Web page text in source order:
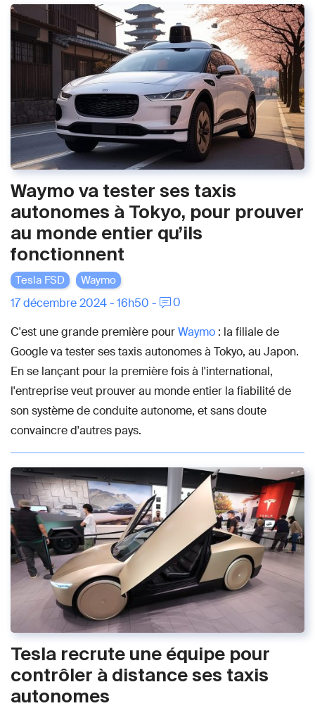
Waymo va tester ses taxis
autonomes à Tokyo, pour prouver
au monde entier qu’ils
fonctionnent
Tesla FSD Waymo
17 décembre 2024 - 16h50 -
0
C'est une grande première pourWaymo : la filiale de
Google va tester ses taxis autonomes à Tokyo, au Japon.
En se lançant pour la première fois à l'international,
l'entreprise veut prouver au monde entier la fiabilité de
son système de conduite autonome, et sans doute
convaincre d'autres pays.
Tesla recrute une équipe pour
contrôler à distance ses taxis
autonomes